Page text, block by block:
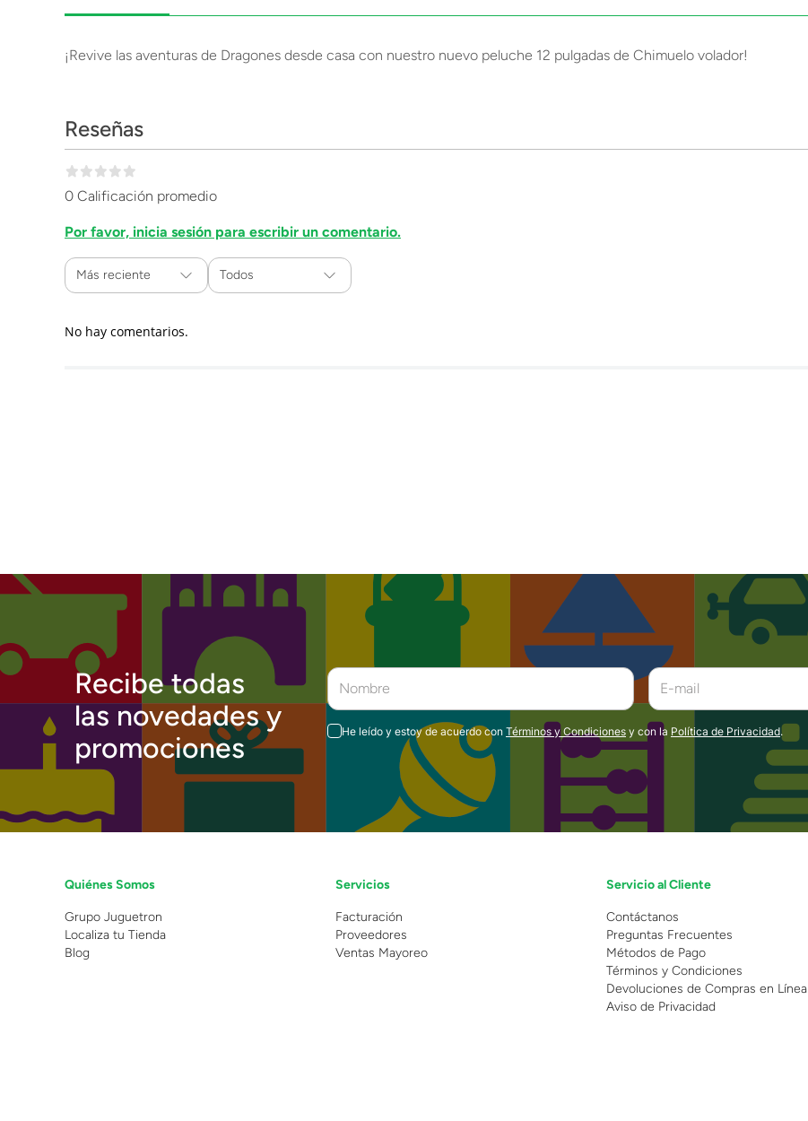
¡Revive las aventuras de Dragones desde casa con nuestro nuevo peluche 12 pulgadas de Chimuelo volador!
Reseñas
0 Calificación promedio
Por favor, inicia sesión para escribir un comentario.
Más reciente Todos
No hay comentarios.
Recibe todas
las novedades y
promociones
He leído y estoy de acuerdo con Términos y Condiciones y con la Política de Privacidad.
Quiénes Somos
Grupo Juguetron
Localiza tu Tienda
Blog
Servicios
Facturación
Proveedores
Ventas Mayoreo
Servicio al Cliente
Contáctanos
Preguntas Frecuentes
Métodos de Pago
Términos y Condiciones
Devoluciones de Compras en Línea
Aviso de Privacidad